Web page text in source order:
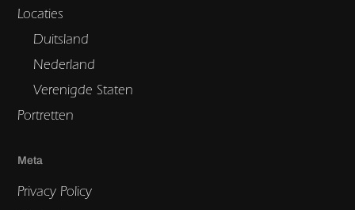
Locaties
Duitsland
Nederland
Verenigde Staten
Portretten
Meta
Privacy Policy